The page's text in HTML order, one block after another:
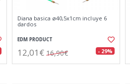
Diana basica ø40,5x1cm incluye 6
dardos
EDM PRODUCT
12,01€ 16,90€ - 29%